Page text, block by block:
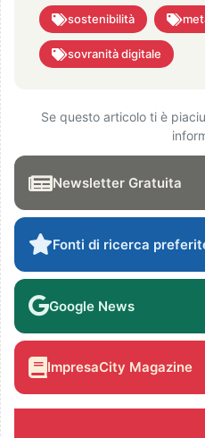
sostenibilità
sovranità digitale
Se questo articolo ti è
Newsletter Gratuita
Fonti di ricerca
Google News
ImpresaCity Magazine